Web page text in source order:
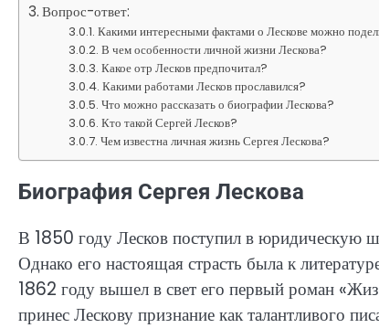
Вопрос-ответ:
Какими интересными фактами о Лескове можно
В чем особенности личной жизни Лескова?
Какое отр Лесков предпочитал?
Какими работами Лесков прославился?
Что можно рассказать о биографии Лескова?
Кто такой Сергей Лесков?
Чем известна личная жизнь Сергея Лескова?
Биография Сергея Лескова
В 1850 году Лесков поступил в юридическую
Однако его настоящая страсть была к
1862 году вышел в свет его первый роман
принес Лескову признание как талантливого